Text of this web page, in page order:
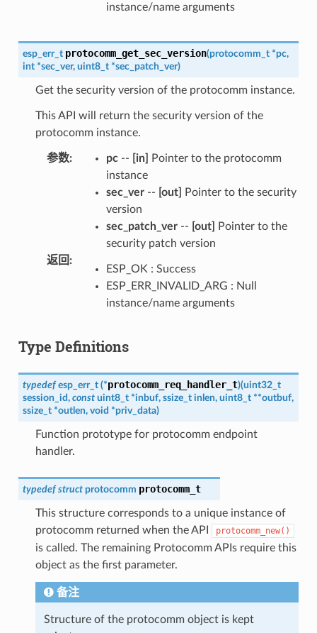
instance/name arguments
esp_err_t protocomm_get_sec_version(protocomm_t *pc,
int *sec_ver, uint8_t *sec_patch_ver)
Get the security version of the protocomm instance.
This API will return the security version of the
protocomm instance.
参数: pc-- [in]
Pointer to the protocomm
instance
sec_ver-- [out]
Pointer to the security
version
sec_patch_ver-- [out]
Pointer to the
security patch version
返回 :
ESP_OK : Success
ESP_ERR_INVALID_ARG : Null
instance/name arguments
Type Definitions
typedef esp_err_t (*protocomm_req_handler_t)(uint32_t
session_id, const uint8_t *inbuf, ssize_t inlen, uint8_t **outbuf,
ssize_t *outlen, void *priv_data)
Function prototype for protocomm endpoint
handler.
typedef struct protocomm protocomm_t
This structure corresponds to a unique instance of
protocomm returned when the API
protocomm_new()
is called. The remaining Protocomm APIs require this
object as the first parameter.
备注
Structure of the protocomm object is kept